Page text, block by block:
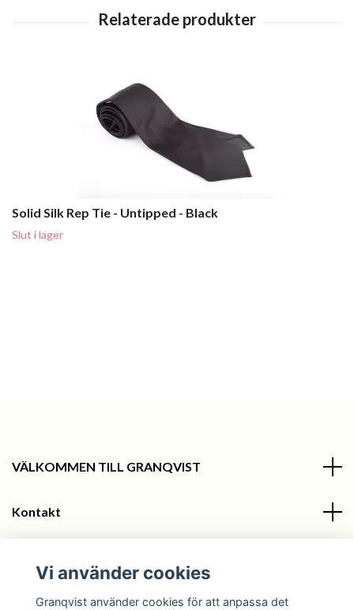
Solid Silk Rep Tie - Untipped - Black
Slut i lager
VÄLKOMMEN TILL GRANQVIST
Kontakt
Sociala medier
Vi använder cookies
Granqvist använder cookies för att anpassa det